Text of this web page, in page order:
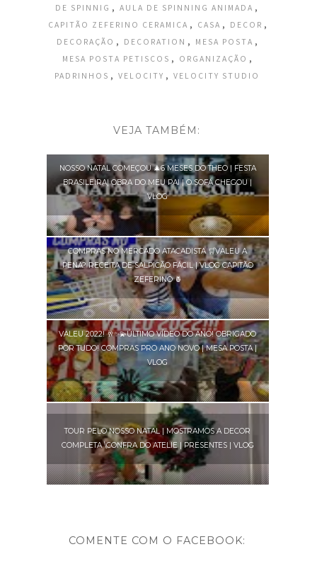
DE SPINNIG , AULA DE SPINNING ANIMADA ,
CAPITÃO ZEFERINO CERAMICA , CASA , DECOR ,
DECORAÇÃO , DECORATION , MESA POSTA ,
MESA POSTA PETISCOS , ORGANIZAÇÃO ,
PADRINHOS , VELOCITY , VELOCITY STUDIO
VEJA TAMBÉM:
NOSSO NATAL COMEÇOU 🎄6 MESES DO THEO | FESTA
BRASILEIRA| OBRA DO MEU PAI | O SOFÁ CHEGOU |
VLOG
COMPRAS NO MERCADO ATACADISTA 🛒VALEU A
PENA? RECEITA DE SALPICÃO FÁCIL | VLOG CAPITÃO
ZEFERINO 🍍
VALEU 2022! 🥂✨💫ÚLTIMO VÍDEO DO ANO! OBRIGADO
POR TUDO! COMPRAS PRO ANO NOVO | MESA POSTA |
VLOG
TOUR PELO NOSSO NATAL | MOSTRAMOS A DECOR
COMPLETA \CONFRA DO ATELIE | PRESENTES | VLOG
COMENTE COM O FACEBOOK: